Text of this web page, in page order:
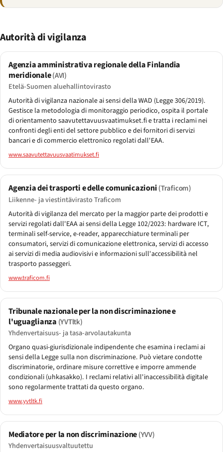
Autorità di vigilanza
Agenzia amministrativa regionale della Finlandia
meridionale(AVI)
Etelä-Suomen aluehallintovirasto
Autorità di vigilanza nazionale ai sensi della WAD (Legge 306/2019).
Gestisce la metodologia di monitoraggio periodico, ospita il portale
di orientamento saavutettavuusvaatimukset.fi e tratta i reclami nei
confronti degli enti del settore pubblico e dei fornitori di servizi
bancari e di commercio elettronico regolati dall'EAA.
www.saavutettavuusvaatimukset.fi
Agenzia dei trasporti e delle comunicazioni(Traficom)
Liikenne- ja viestintävirasto Traficom
Autorità di vigilanza del mercato per la maggior parte dei prodotti e
servizi regolati dall'EAA ai sensi della Legge 102/2023: hardware ICT,
terminali self-service, e-reader, apparecchiature terminali per
consumatori, servizi di comunicazione elettronica, servizi di accesso
ai servizi di media audiovisivi e informazioni sull'accessibilità nel
trasporto passeggeri.
www.traficom.fi
Tribunale nazionale per la non discriminazione e
l'uguaglianza (YVTltk)
Yhdenvertaisuus- ja tasa-arvolautakunta
Organo quasi-giurisdizionale indipendente che esamina i reclami ai
sensi della Legge sulla non discriminazione. Può vietare condotte
discriminatorie, ordinare misure correttive e imporre ammende
condizionali (uhkasakko). I reclami relativi all'inaccessibilità digitale
sono regolarmente trattati da questo organo.
www.yvtltk.fi
Mediatore per la non discriminazione(YVV)
Yhdenvertaisuusvaltuutettu